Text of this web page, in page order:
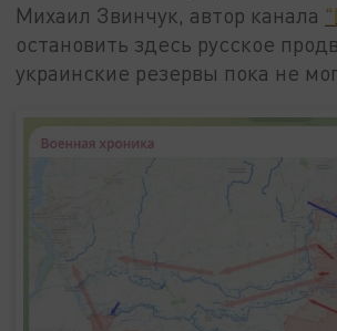
Михаил Звинчук, автор канала
остановить здесь русское
украинские резервы пока не